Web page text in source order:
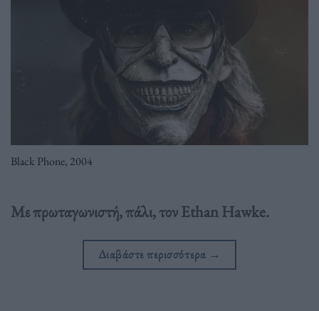
Black Phone, 2004
Με πρωταγωνιστή, πάλι, τον Ethan Hawke.
Διαβάστε περισσότερα →